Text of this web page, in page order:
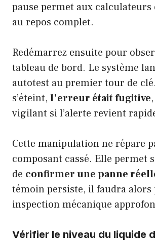
pause permet aux calculateurs
au repos complet.
Redémarrez ensuite pour
tableau de bord. Le système
autotest au premier tour de
s’éteint, l’erreur était fugitive
vigilant si l’alerte revient
Cette manipulation ne répare
composant cassé. Elle permet
de confirmer une panne
témoin persiste, il faudra alors
inspection mécanique
Vérifier le niveau du liquide